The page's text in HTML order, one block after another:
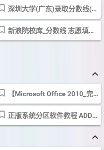
深圳大学(广东)录取分数线(级差）
新浪院校库_分数线 志愿填报 专业设置 大学信息_新浪教育_新浪网
keyboard_arrow_up
【Microsoft Office 2010_完美安装(激活)】-华硕N53XI241SV-SL论坛-ZOL中关村在线
正版系统分区软件教程 ADDS分区软件 让你分区不再愁~-华硕N82EI48JG-SL论坛-Z...
keyboard_arrow_up